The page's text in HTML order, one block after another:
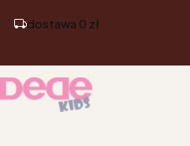
dostawa 0 zł